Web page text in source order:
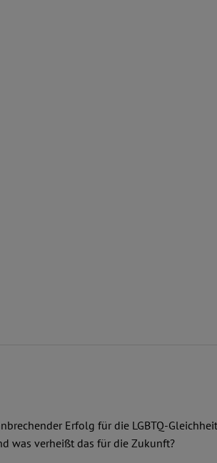
Erfolg für die LGBTQ-
was verheißt das für die Zukunft?